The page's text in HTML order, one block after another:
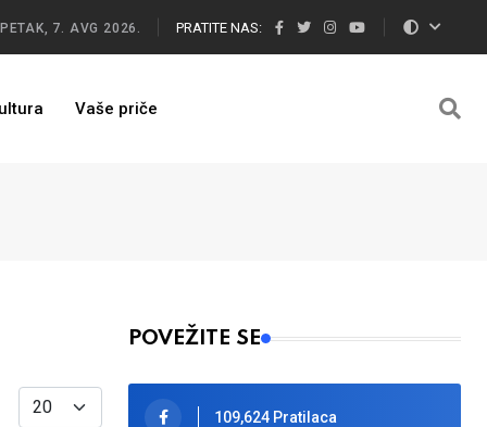
PETAK, 7. AVG 2026. PRATITE NAS:
Vaše priče
Display #
POVEŽITE SE
109,624 Pratilaca